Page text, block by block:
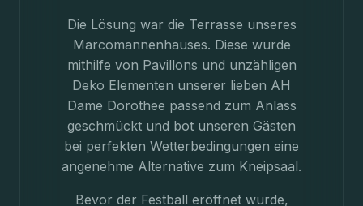
Die Lösung war die Terrasse unseres
Marcomannenhauses. Diese wurde
mithilfe von Pavillons und unzähligen
Deko Elementen unserer lieben AH
Dame Dorothee passend zum Anlass
geschmückt und bot unseren Gästen
bei perfekten Wetterbedingungen eine
angenehme Alternative zum Kneipsaal.
Bevor der Festball eröffnet wurde,